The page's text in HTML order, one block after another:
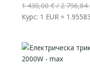
1 430,00€/ 2 796,84
Курс: 1 EUR =